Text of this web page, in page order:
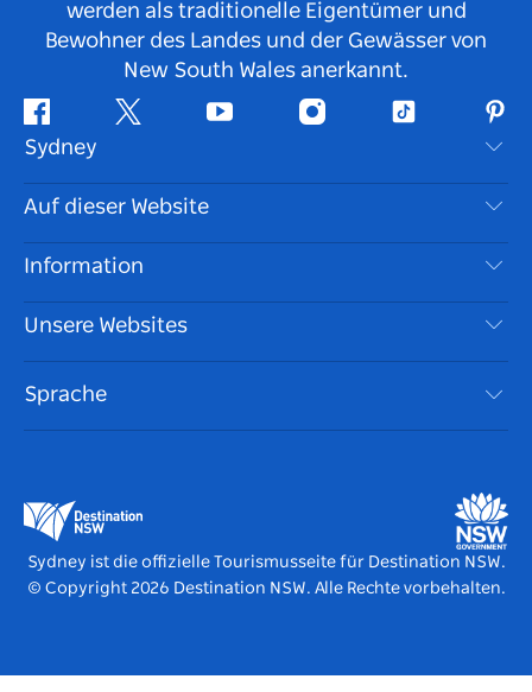
werden als traditionelle Eigentümer und
Bewohner des Landes und der Gewässer von
New South Wales anerkannt.
Facebook Twitter YouTube InstagramTikTok
Sydney
Kontaktieren Sie uns
Haftungsausschluss
Cookie Notice
Auf dieser Website
Reiseziele
Aktivitäten
Veranstaltungen
Unterkunft
Information
Reiseinformationen
Barrierefreies Sydney
Tragen Sie Ihr Unternehmen ein
Unsere Websites
Destination NSW Medienzentrum
Vivid Sydney
Sprache
Sydney ist die offizielle Tourismusseite für Destination NSW.
© Copyright 2026 Destination NSW. Alle Rechte vorbehalten.